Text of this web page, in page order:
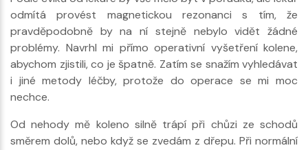
odmítá provést magnetickou rezonanci s tím, že
pravděpodobně by na ní stejně nebylo vidět žádné
problémy. Navrhl mi přímo operativní vyšetření kolene,
abychom zjistili, co je špatně. Zatím se snažím vyhledávat
i jiné metody léčby, protože do operace se mi moc
nechce.
Od nehody mě koleno silně trápí při chůzi ze schodů
směrem dolů, nebo když se zvedám z dřepu. Při normální